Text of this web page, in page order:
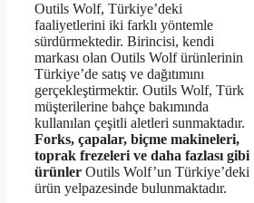
Outils Wolf, Türkiye’deki
faaliyetlerini iki farklı yöntemle
sürdürmektedir. Birincisi, kendi
markası olan Outils Wolf ürünlerinin
Türkiye’de satış ve dağıtımını
gerçekleştirmektir. Outils Wolf, Türk
müşterilerine bahçe bakımında
kullanılan çeşitli aletleri sunmaktadır.
Forks, çapalar, biçme makineleri,
toprak frezeleri ve daha fazlası gibi
ürünler Outils Wolf’un Türkiye’deki
ürün yelpazesinde bulunmaktadır.